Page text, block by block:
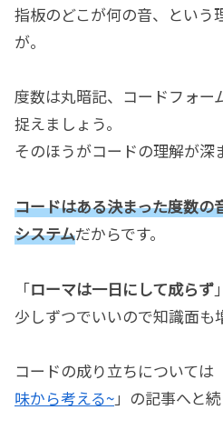
指板のどこが何の音、という
が。
度数は丸暗記、コードフォー
捉えましょう。
そのほうがコードの理解が深
コードはある決まった度数の
システムだからです。
「ローマは一日にして成らず」
少しずつでいいので知識面も
コードの成り立ちについては
味から考える~」の記事へと続